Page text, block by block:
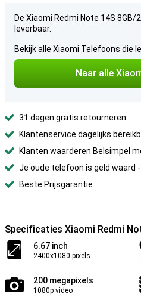
De Xiaomi Redmi Note 14S
leverbaar.
Bekijk alle Xiaomi Telefoons die
Naar alle
31 dagen gratis retourneren
Klantenservice dagelijks
Klanten waarderen Belsimpel
Je oude telefoon is geld waard -
Beste Prijsgarantie
Specificaties Xiaomi Redmi
6.67 inch
2400x1080 pixels
200 megapixels
1080p video